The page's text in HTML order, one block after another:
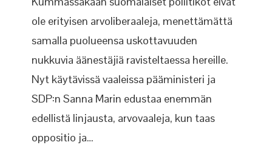
ole erityisen arvoliberaaleja, menettämättä
samalla puolueensa uskottavuuden
nukkuvia äänestäjiä ravisteltaessa hereille.
Nyt käytävissä vaaleissa pääministeri ja
SDP:n Sanna Marin edustaa enemmän
edellistä linjausta, arvovaaleja, kun taas
oppositio ja…